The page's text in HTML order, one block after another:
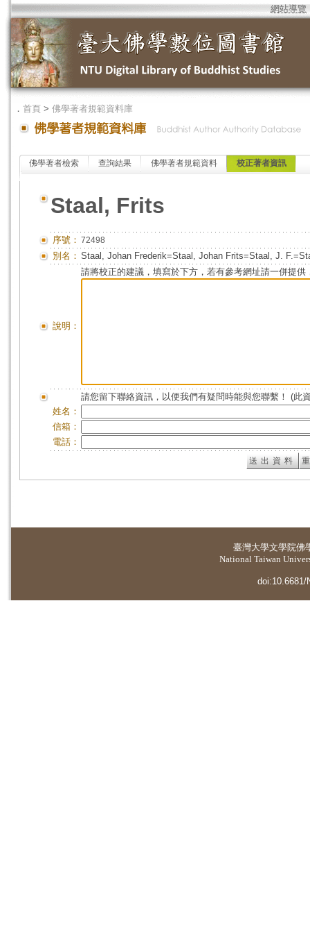
網站導覽
． 首頁 > 佛學著者規範資料庫
佛學著者檢索 查詢結果 佛學著者規範資料 校正著者資訊
Staal, Frits
序號： 72498
別名： Staal, Johan Frederik=Staal, Johan Frits=Staal, J.
說明：
請將校正的建議，填寫於下方，若有參考網址請一併提供
請您留下聯絡資訊，以便我們有疑問時能與您聯繫！ (此
姓名：
信箱：
電話：
臺灣大學文學院佛
National Taiwan
doi:10.6681/